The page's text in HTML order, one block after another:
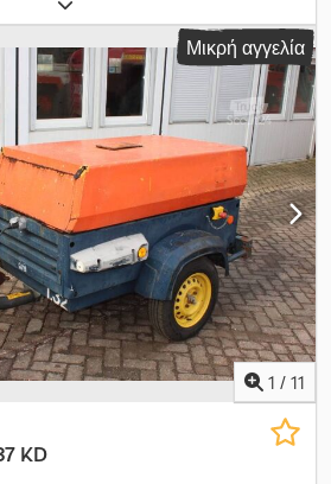
κατασκευής: 2022 Εξοπλισμός:
EU-5, κάθισμα οδηγού με
εμπρός και πίσω προβολείς
LED, εξοπλισμός οδικής
STVO, Μεταβλητός βραχίονας, κοντός
λεπίδα εξομάλυνσης Πρόσθετος
ραδιόφωνο, αμορτισέρ ZH / AUX I,
II, υδραυλικός κύκλος γκράιφερ/
Lock/ AUX, κάμερα οπισθοπορείας,
Powertilt/ AUX II, επιλογή
Σύστημα προειδοποίησης
Τηλεματική: EquipCare 36M
μηχανικός ταχυσύνδεσμος MS08
Μικρή αγγελία
1 / 11
KD